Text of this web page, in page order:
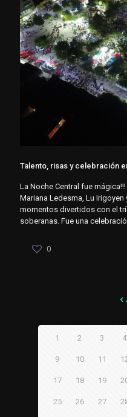
Talento, risas y celebración
La Noche Central fue
Mariana Ledesma, Lu Irigoyen
momentos divertidos con el
soberanas. Fue una
0
1 2 3 4
9 10 11
17 18 19
25 26 27